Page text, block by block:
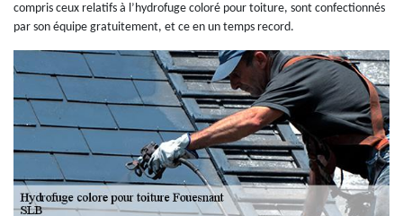
compris ceux relatifs à l’hydrofuge coloré pour toiture, sont confectionnés
par son équipe gratuitement, et ce en un temps record.